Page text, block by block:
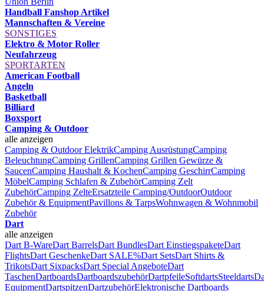
Handball Fanshop Artikel
Mannschaften & Vereine
SONSTIGES
Elektro & Motor Roller
Neufahrzeug
SPORTARTEN
American Football
Angeln
Basketball
Billiard
Boxsport
Camping & Outdoor
alle anzeigen
Camping & Outdoor ElektrikCamping AusrüstungCamping
BeleuchtungCamping GrillenCamping Grillen Gewürze &
SaucenCamping Haushalt & KochenCamping GeschirrCamping
MöbelCamping Schlafen & ZubehörCamping Zelt
ZubehörCamping ZelteErsatzteile Camping/OutdoorOutdoor
Zubehör & EquipmentPavillons & TarpsWohnwagen & Wohnmobil
Zubehör
Dart
alle anzeigen
Dart B-WareDart BarrelsDart BundlesDart EinstiegspaketeDart
FlightsDart GeschenkeDart SALE%Dart SetsDart Shirts &
TrikotsDart SixpacksDart Special AngeboteDart
TaschenDartboardsDartboardszubehörDartpfeileSoftdartsSteeldarts
EquipmentDartspitzenDartzubehörElektronische Dartboards